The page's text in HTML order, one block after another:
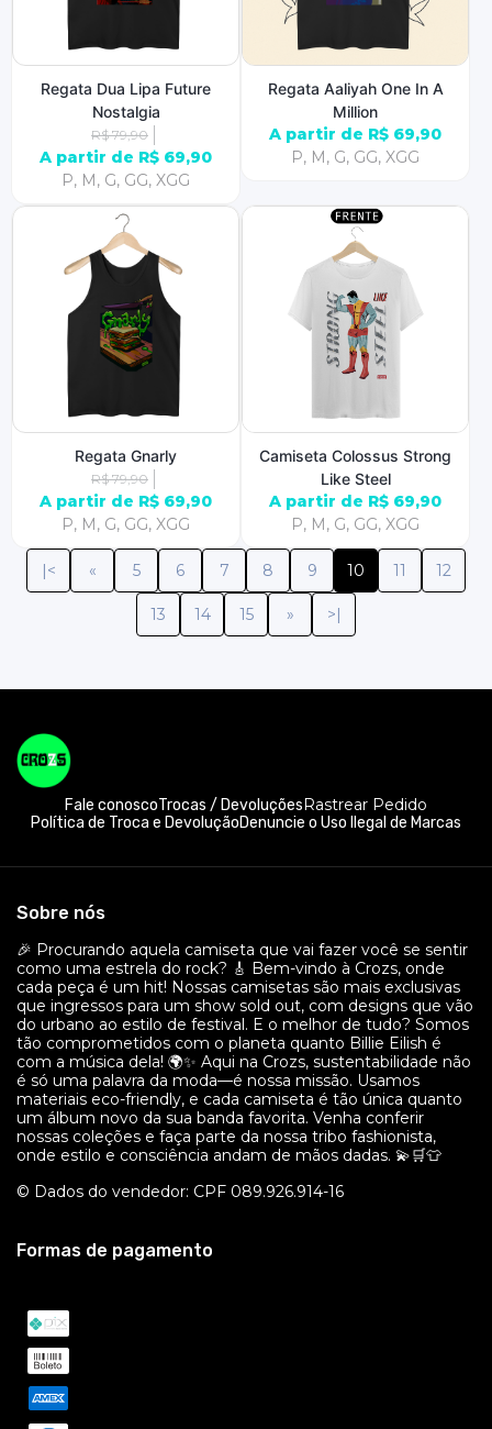
Regata Dua Lipa Future
Nostalgia
R$ 79,90
A partir de R$ 69,90
P, M, G, GG, XGG
Regata Aaliyah One In A
Million
A partir de R$ 69,90
P, M, G, GG, XGG
Regata Gnarly
R$ 79,90
A partir de R$ 69,90
P, M, G, GG, XGG
Camiseta Colossus Strong
Like Steel
A partir de R$ 69,90
P, M, G, GG, XGG
|< « 5 6 7 8 9 10 11 12
13 14 15 » >|
Fale conoscoTrocas / DevoluçõesRastrear Pedido
Política de Troca e DevoluçãoDenuncie o Uso Ilegal de Marcas
Sobre nós
🎉 Procurando aquela camiseta que vai fazer você se sentir
como uma estrela do rock? 🎸 Bem-vindo à Crozs, onde
cada peça é um hit! Nossas camisetas são mais exclusivas
que ingressos para um show sold out, com designs que vão
do urbano ao estilo de festival. E o melhor de tudo? Somos
tão comprometidos com o planeta quanto Billie Eilish é
com a música dela! 🌍✨ Aqui na Crozs, sustentabilidade não
é só uma palavra da moda—é nossa missão. Usamos
materiais eco-friendly, e cada camiseta é tão única quanto
um álbum novo da sua banda favorita. Venha conferir
nossas coleções e faça parte da nossa tribo fashionista,
onde estilo e consciência andam de mãos dadas. 💫🛒👕
© Dados do vendedor: CPF 089.926.914-16
Formas de pagamento